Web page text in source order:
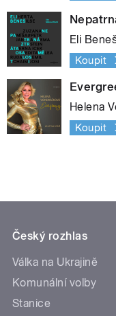
Eli
Koupit
Helena
Koupit
Český rozhlas
Válka na Ukrajině
Komunální volby
Stanice